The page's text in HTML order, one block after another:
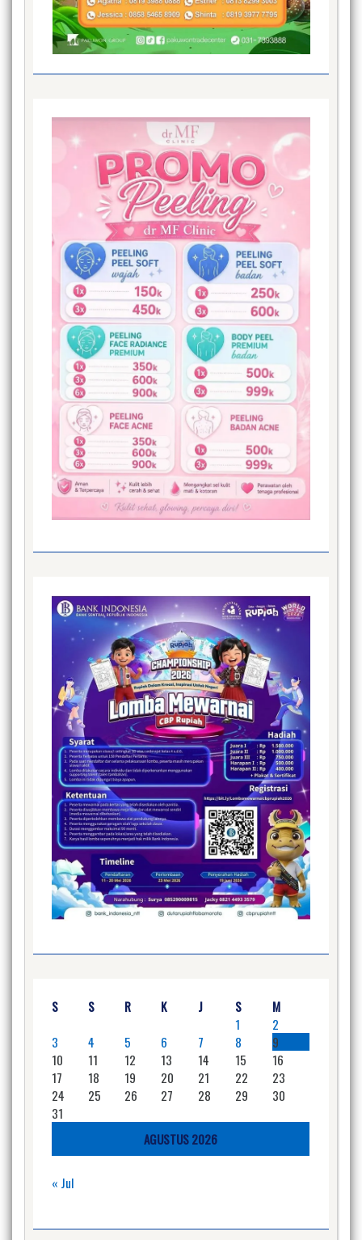
AGUSTUS 2026
S S R K J S
M
1
2
3
4 5 6 7 8
9
10
11 12 13 14 15
16
17
18 19 20 21 22
23
24
25 26 27 28 29
30
31
« Jul